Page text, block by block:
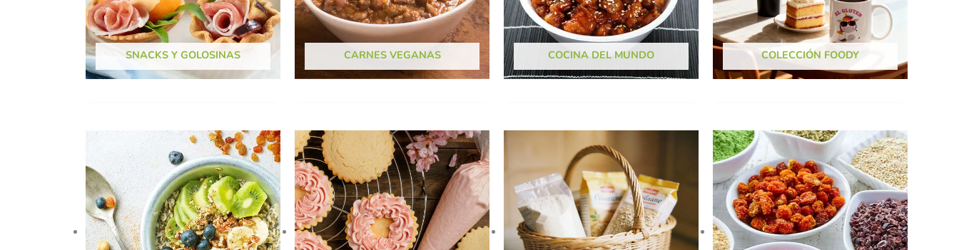
SNACKS Y GOLOSINAS CARNES VEGANAS COCINA DEL MUNDO COLECCIÓN FOODY